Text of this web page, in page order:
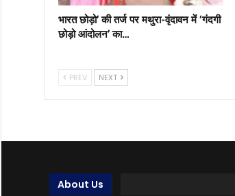
भारत छोड़ो’ की तर्ज पर मथुरा-वृंदावन में ‘गंदगी
छोड़ो आंदोलन’ का…
PREV NEXT
About Us